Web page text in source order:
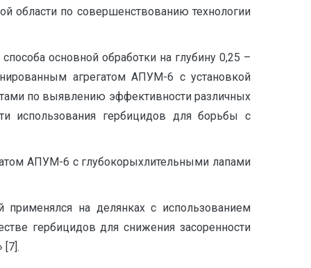
области по совершенствованию технологии
основной обработки на глубину 0,25 –
агрегатом АПУМ-6 с установкой
по выявлению эффективности различных
использования гербицидов для борьбы с
АПУМ-6 с глубокорыхлительными лапами
применялся на делянках с использованием
гербицидов для снижения засоренности
[7].